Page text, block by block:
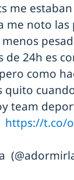
me
me noto
menos
de 24h es
como
quito
team
https://t.co/